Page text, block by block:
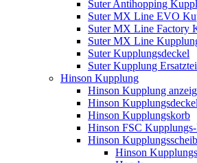
Suter Antihopping
Suter MX Line EVO
Suter MX Line Factory
Suter MX Line
Suter Kupplungsdeckel
Suter Kupplung
Hinson Kupplung
Hinson Kupplung
Hinson Kupplungsdeckel
Hinson Kupplungskorb
Hinson FSC
Hinson
Hinson